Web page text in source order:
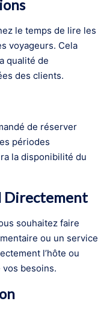
le temps de lire les
voyageurs. Cela
qualité de
des clients.
de réserver
périodes
la disponibilité du
Directement
souhaitez faire
ou un service
l’hôte ou
besoins.